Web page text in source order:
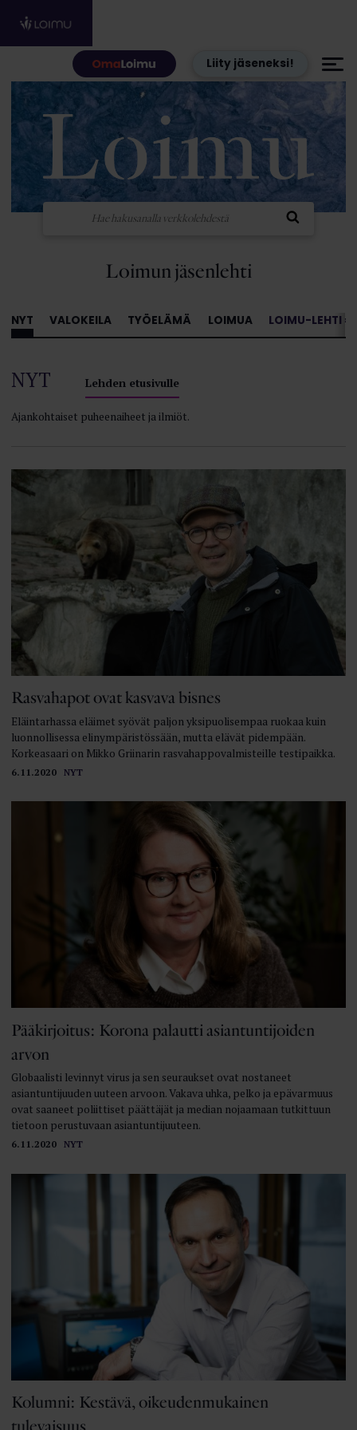
Liity jäseneksi!
Loimun jäsenlehti
NYT VALOKEILA TYÖELÄMÄ LOIMUA LOIMU-LEHTI »
NYT Lehden etusivulle
Ajankohtaiset puheenaiheet ja ilmiöt.
6.11.2020 NYT
Rasvahapot ovat kasvava bisnes
Eläintarhassa eläimet syövät paljon yksipuolisempaa ruokaa kuin
luonnollisessa elinympäristössään, mutta elävät pidempään.
Korkeasaari on Mikko Griinarin rasvahappovalmisteille testipaikka.
6.11.2020 NYT
Pääkirjoitus: Korona palautti asiantuntijoiden
arvon
Globaalisti levinnyt virus ja sen seuraukset ovat nostaneet
asiantuntijuuden uuteen arvoon. Vakava uhka, pelko ja epävarmuus
ovat saaneet poliittiset päättäjät ja median nojaamaan tutkittuun
tietoon perustuvaan asiantuntijuuteen.
Kolumni: Kestävä, oikeudenmukainen